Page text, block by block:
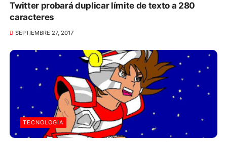
Twitter probará duplicar límite de texto a 280
caracteres
SEPTIEMBRE 27, 2017
TECNOLOGIA